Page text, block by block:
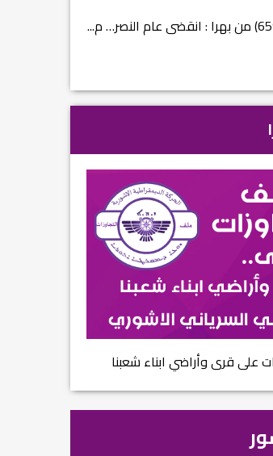
في العدد الجديد من صحيفة بهرا (658): هل
على قرى وأراضي ابناء شعبنا